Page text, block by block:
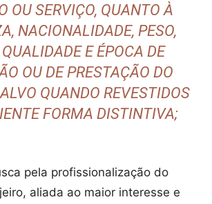
OU SERVIÇO, QUANTO À
NACIONALIDADE, PESO,
E ÉPOCA DE
OU DE PRESTAÇÃO DO
QUANDO REVESTIDOS
FORMA DISTINTIVA;
pela profissionalização do
aliada ao maior interesse e